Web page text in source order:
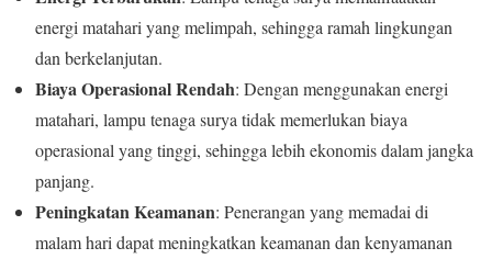
energi matahari yang melimpah, sehingga ramah lingkungan
dan berkelanjutan.
Biaya Operasional Rendah: Dengan menggunakan energi
matahari, lampu tenaga surya tidak memerlukan biaya
operasional yang tinggi, sehingga lebih ekonomis dalam jangka
panjang.
Peningkatan Keamanan: Penerangan yang memadai di
malam hari dapat meningkatkan keamanan dan kenyamanan